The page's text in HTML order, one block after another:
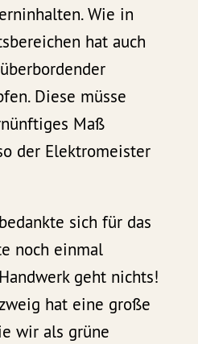
Wie in
hat auch
Diese müsse
Maß
der Elektromeister
sich für das
noch einmal
geht nichts!
hat eine große
wir als grüne